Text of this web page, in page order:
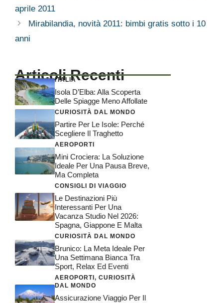
aprile 2011
Mirabilandia, novità 2011: bimbi gratis sotto i 10
anni
Articoli Recenti
ITALIA
Isola D’Elba: Alla Scoperta
Delle Spiagge Meno Affollate
CURIOSITÀ DAL MONDO
Partire Per Le Isole: Perché
Scegliere Il Traghetto
AEROPORTI
Mini Crociera: La Soluzione
Ideale Per Una Pausa Breve,
Ma Completa
CONSIGLI DI VIAGGIO
Le Destinazioni Più
Interessanti Per Una
Vacanza Studio Nel 2026:
Spagna, Giappone E Malta
CURIOSITÀ DAL MONDO
Brunico: La Meta Ideale Per
Una Settimana Bianca Tra
Sport, Relax Ed Eventi
AEROPORTI, CURIOSITÀ
DAL MONDO
Assicurazione Viaggio Per Il